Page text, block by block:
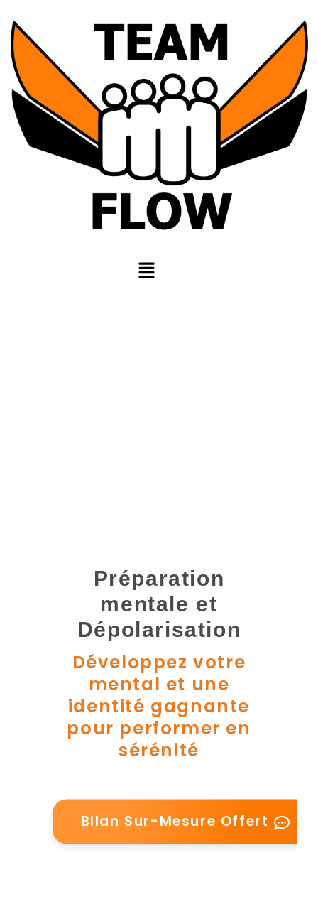
Préparation
mentale et
Dépolarisation
Développez votre
mental et une
identité gagnante
pour performer en
sérénité
BIlan Sur-Mesure Offert